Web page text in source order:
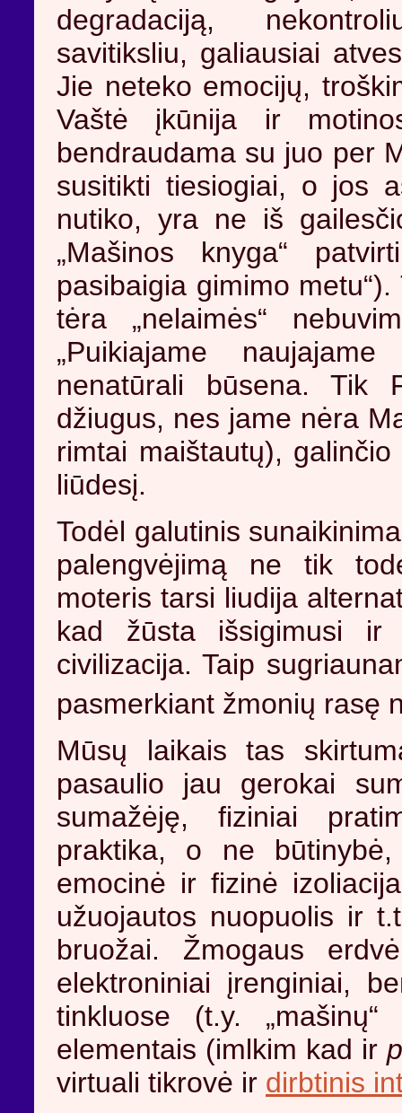
degradaciją,
savitiksliu, galiausiai
Jie neteko emocijų,
Vaštė įkūnija ir
bendraudama su juo per
susitikti tiesiogiai, o jos
nutiko, yra ne iš
„Mašinos knyga“
pasibaigia gimimo
tėra „nelaimės“
„Puikiajame
nenatūrali būsena. Tik
džiugus, nes jame nėra
rimtai maištautų),
liūdesį.
Todėl galutinis
palengvėjimą ne tik
moteris tarsi liudija
kad žūsta išsigimusi ir
civilizacija. Taip
pasmerkiant žmonių rasę
Mūsų laikais tas
pasaulio jau gerokai
sumažėję, fiziniai
praktika, o ne
emocinė ir fizinė
užuojautos nuopuolis ir
bruožai. Žmogaus
elektroniniai įrenginiai,
tinkluose (t.y.
elementais (imlkim kad ir
virtuali tikrovė ir dirbtinis